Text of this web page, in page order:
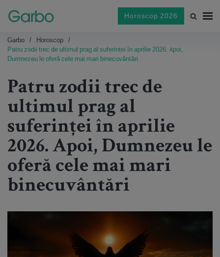
Horoscop 2026
Garbo
Horoscop
Patru zodii trec de ultimul prag al suferinței în aprilie 2026. Apoi,
Dumnezeu le oferă cele mai mari binecuvântări
Patru zodii trec de
ultimul prag al
suferinței în aprilie
2026. Apoi, Dumnezeu le
oferă cele mai mari
binecuvântări